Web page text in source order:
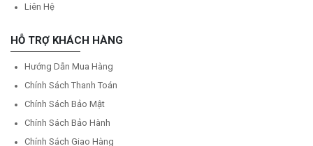
Liên Hệ
HỖ TRỢ KHÁCH HÀNG
Hướng Dẫn Mua Hàng
Chính Sách Thanh Toán
Chính Sách Bảo Mật
Chính Sách Bảo Hành
Chính Sách Giao Hàng